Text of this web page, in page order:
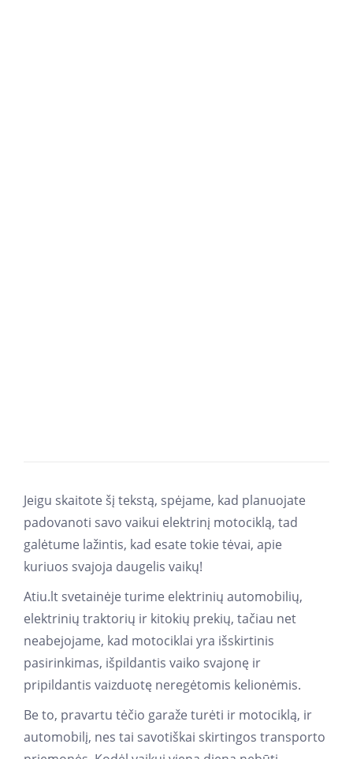
Jeigu skaitote šį tekstą, spėjame, kad planuojate
padovanoti savo vaikui elektrinį motociklą, tad
galėtume lažintis, kad esate tokie tėvai, apie
kuriuos svajoja daugelis vaikų!
Atiu.lt svetainėje turime elektrinių automobilių,
elektrinių traktorių ir kitokių prekių, tačiau net
neabejojame, kad motociklai yra išskirtinis
pasirinkimas, išpildantis vaiko svajonę ir
pripildantis vaizduotę neregėtomis kelionėmis.
Be to, pravartu tėčio garaže turėti ir motociklą, ir
automobilį, nes tai savotiškai skirtingos transporto